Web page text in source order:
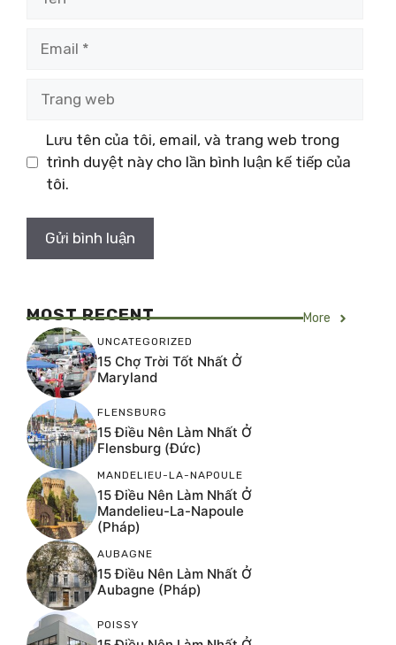
web
Lưu tên của tôi, email, và trang web trong
trình duyệt này cho lần bình luận kế tiếp của
tôi.
MOST RECENT More
UNCATEGORIZED
15 Chợ Trời Tốt Nhất Ở
Maryland
FLENSBURG
15 Điều Nên Làm Nhất Ở
Flensburg (Đức)
MANDELIEU-LA-NAPOULE
15 Điều Nên Làm Nhất Ở
Mandelieu-La-Napoule
(Pháp)
AUBAGNE
15 Điều Nên Làm Nhất Ở
Aubagne (Pháp)
POISSY